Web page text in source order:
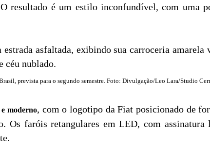
resultado é um estilo inconfundível, com uma
prevista para o segundo semestre. Foto: Divulgação/Leo Lara/Studio
moderno, com o logotipo da Fiat posicionado de
Os faróis retangulares em LED, com